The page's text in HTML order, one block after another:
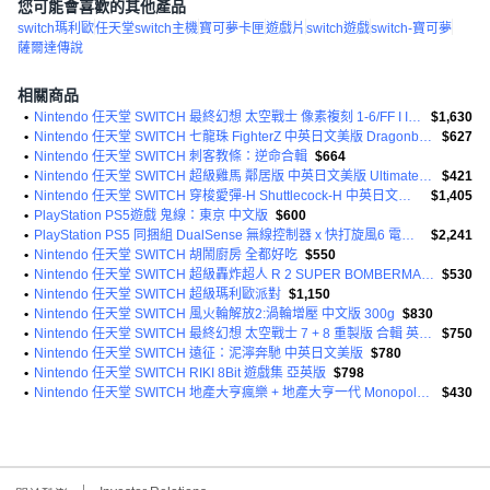
您可能會喜歡的其他產品
switch瑪利歐任天堂switch主機寶可夢卡匣遊戲片 switch遊戲switch-寶可夢
薩爾達傳說
相關商品
• Nintendo 任天堂 SWITCH 最終幻想 太空戰士 像素複刻 1-6/FF I II III IV合輯 中英日文歐版
$1,630
•
Nintendo 任天堂 SWITCH 七龍珠 FighterZ 中英日文美版 Dragonball Fighter Z
$627
• Nintendo 任天堂 SWITCH 刺客教條：逆命合輯 $664
•
Nintendo 任天堂 SWITCH 超級雞馬 鄰居版 中英日文美版 Ultimate Chicken
$421
•
Nintendo 任天堂 SWITCH 穿梭愛彈-H Shuttlecock-H 中英日文歐版
$1,405
• PlayStation PS5遊戲 鬼線：東京 中文版 $600
•
PlayStation PS5 同捆組 DualSense 無線控制器 x 快打旋風6 電競格鬥組 保護級
$2,241
• Nintendo 任天堂 SWITCH 胡鬧廚房 全都好吃 $550
•
Nintendo 任天堂 SWITCH 超級轟炸超人 R 2 SUPER BOMBERMAN R 2 中英日文歐版 $530
• Nintendo 任天堂 SWITCH 超級瑪利歐派對 $1,150
• Nintendo 任天堂 SWITCH 風火輪解放2:渦輪增壓 中文版 300g $830
•
Nintendo 任天堂 SWITCH 最終幻想 太空戰士 7 + 8 重製版 合輯 英日文歐版 Final Fantasy 7 and Final Fantasy 8 Remastered - Twin Pack
$750
• Nintendo 任天堂 SWITCH 遠征：泥濘奔馳 中英日文美版 $780
• Nintendo 任天堂 SWITCH RIKI 8Bit 遊戲集 亞英版 $798
•
Nintendo 任天堂 SWITCH 地產大亨瘋樂 + 地產大亨一代 Monopoly Madness + Monopoly 中文版 + 英文美版 $430